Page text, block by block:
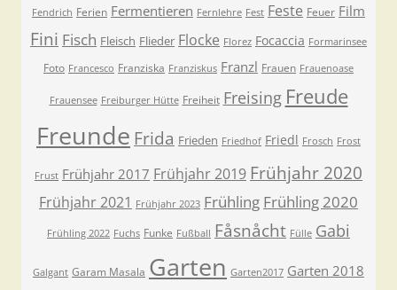
Fendrich Ferien Fermentieren Fernlehre Fest Feste Feuer Film
Fini Fisch Fleisch Flieder Flocke Florez Focaccia Formarinsee
Foto Francesco Franziska Franziskus Franzl Frauen Frauenoase
Frauensee Freiburger Hütte Freiheit Freising Freude
Freunde Frida Frieden Friedhof Friedl Frosch Frost
Frust Frühjahr 2017 Frühjahr 2019 Frühjahr 2020
Frühjahr 2021 Frühjahr 2023 Frühling Frühling 2020
Frühling 2022 Fuchs Funke Fußball Fåsnåcht Fülle Gabi
Galgant Garam Masala Garten Garten2017 Garten 2018